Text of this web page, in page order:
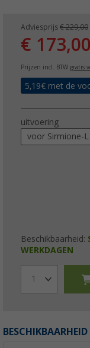
Adviesprijs € 229,00
€ 173,00
Prijzen incl. BTW gratis
5,19€ met de
uitvoering
voor Sirmione-
Beschikbaarheid:
WERKDAGEN
1